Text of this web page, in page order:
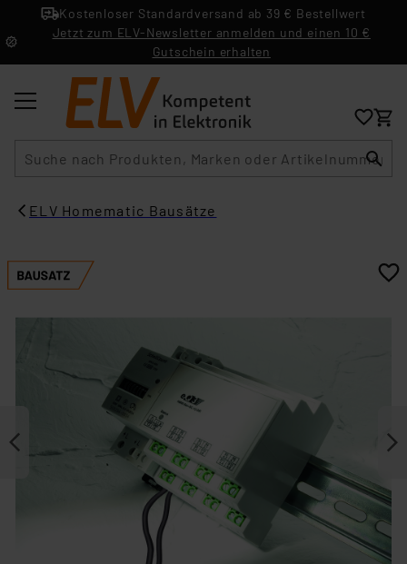
Kostenloser Standardversand ab 39 € Bestellwert
Jetzt zum ELV-Newsletter anmelden und einen 10 €
Gutschein erhalten
ELV Homematic Bausätze